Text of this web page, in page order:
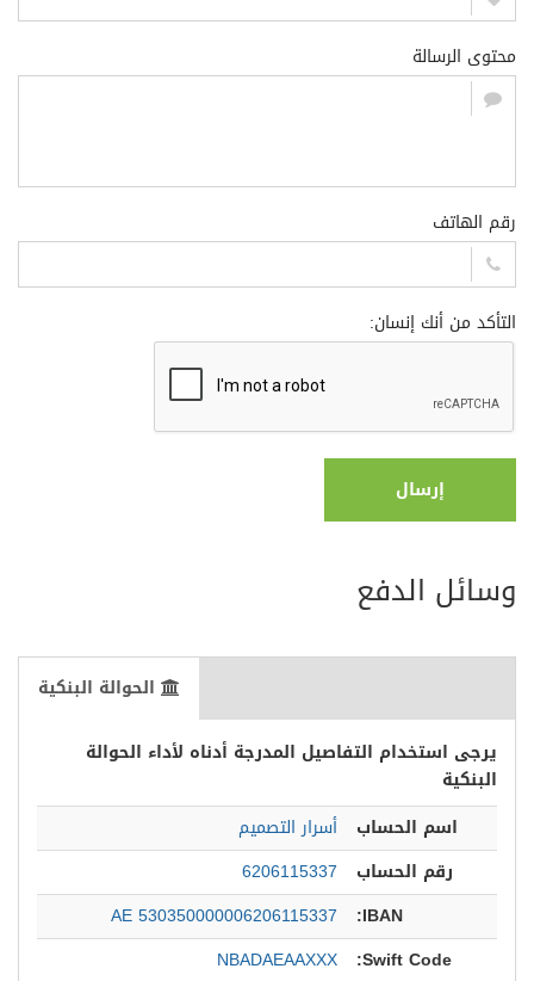
محتوى الرسالة
رقم الهاتف
التأكد من أنك إنسان:
إرسال
وسائل الدفع
الحوالة البنكية
يرجى استخدام التفاصيل المدرجة أدناه لأداء الحوالة
البنكية
اسم الحساب
أسرار التصميم
رقم الحساب
6206115337
IBAN:
AE 530350000006206115337
Swift Code:
NBADAEAAXXX